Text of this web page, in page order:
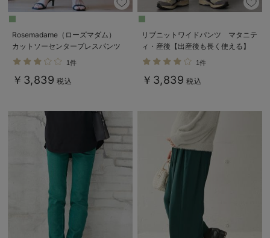
Rosemadame（ローズマダム）
カットソーセンタープレスパンツ
マタニティ・産後
1件
￥3,839 税込
リブニットワイドパンツ マタニテ
ィ・産後【出産後も長く使える】
Rosemadame（ローズマダム）
1件
￥3,839 税込